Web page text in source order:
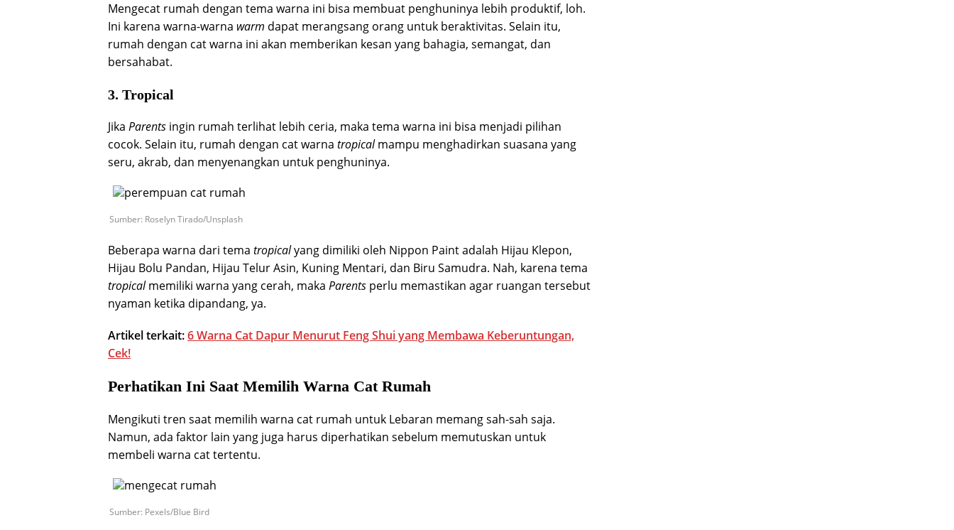
Mengecat rumah dengan tema warna ini bisa membuat penghuninya lebih produktif, loh.
Ini karena warna-warna warm dapat merangsang orang untuk beraktivitas. Selain itu,
rumah dengan cat warna ini akan memberikan kesan yang bahagia, semangat, dan
bersahabat.
3. Tropical
Jika Parents ingin rumah terlihat lebih ceria, maka tema warna ini bisa menjadi pilihan
cocok. Selain itu, rumah dengan cat warna tropicalmampu menghadirkan suasana yang
seru, akrab, dan menyenangkan untuk penghuninya.
Sumber: Roselyn Tirado/Unsplash
Beberapa warna dari tema tropicalyang dimiliki oleh Nippon Paint adalah Hijau Klepon,
Hijau Bolu Pandan, Hijau Telur Asin, Kuning Mentari, dan Biru Samudra. Nah, karena tema
tropicalmemiliki warna yang cerah, maka Parents perlu memastikan agar ruangan tersebut
nyaman ketika dipandang, ya.
Artikel terkait:6 Warna Cat Dapur Menurut Feng Shui yang Membawa Keberuntungan,
Cek!
Perhatikan Ini Saat Memilih Warna Cat Rumah
Mengikuti tren saat memilih warna cat rumah untuk Lebaran memang sah-sah saja.
Namun, ada faktor lain yang juga harus diperhatikan sebelum memutuskan untuk
membeli warna cat tertentu.
Sumber: Pexels/Blue Bird